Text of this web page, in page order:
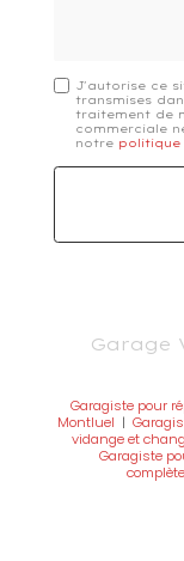
J'autorise ce
transmises
traitement de
commerciale
notre
Garage
Garagiste pour
Montluel |
vidange et
Garagiste